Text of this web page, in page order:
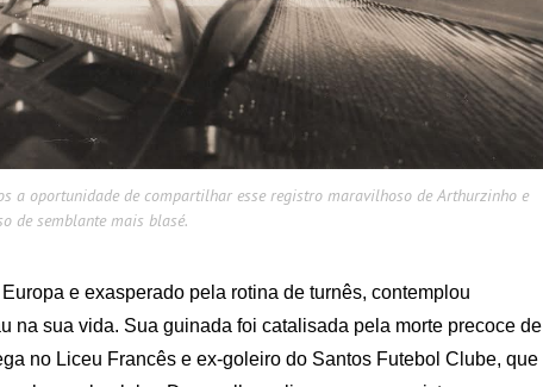
a oportunidade de compartilhar esse registro maravilhoso de Arthurzinho e
de semblante mais blasé.
e exasperado pela rotina de turnês, contemplou
na sua vida. Sua guinada foi catalisada pela morte precoce de
no Liceu Francês e ex-goleiro do Santos Futebol Clube, que